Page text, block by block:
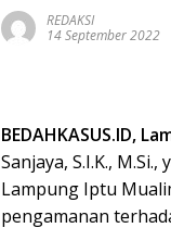
REDAKSI
14 September 2022
BEDAHKASUS.ID,
Sanjaya, S.I.K.,
Lampung Iptu
pengamanan